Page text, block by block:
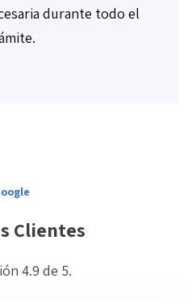
durante todo el
Clientes
4.9 de 5.